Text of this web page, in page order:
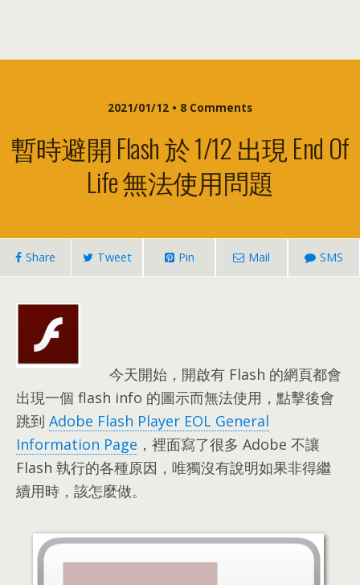
2021/01/12 • 8 Comments
暫時避開 Flash 於1/12出現 End Of
Life 無法使用問題
Share Tweet Pin Mail SMS
今天開始 ， 開啟有 Flash 的網頁都會
出現一個 flash info 的圖示而無法使用 ， 點擊後會
跳到 Adobe Flash Player EOL General
Information Page ， 裡面寫了很多 Adobe 不讓
Flash 執行的各種原因 ， 唯獨沒有說明如果非得繼
續用時 ， 該怎麼做。